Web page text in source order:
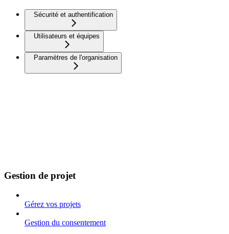
Sécurité et authentification
Utilisateurs et équipes
Paramètres de l'organisation
Gestion de projet
Gérez vos projets
Gestion du consentement